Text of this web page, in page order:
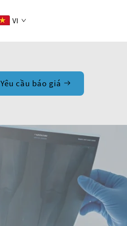
VI
Yêu cầu báo giá